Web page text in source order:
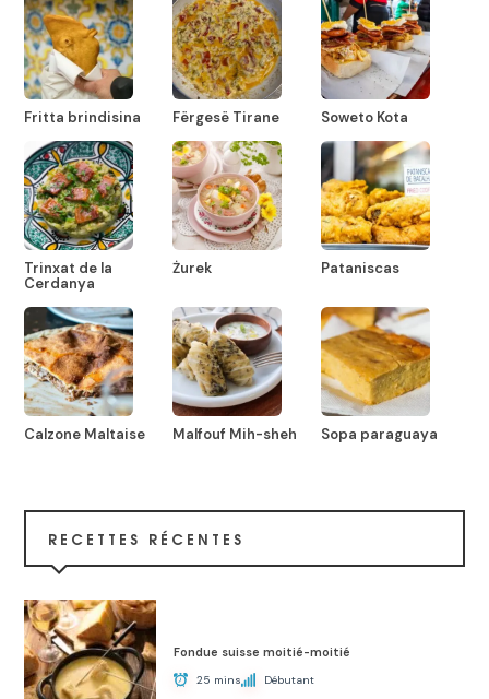
Fritta brindisina Fërgesë Tirane Soweto Kota
Trinxat de la
Cerdanya
Żurek Pataniscas
Calzone Maltaise Malfouf Mih-sheh Sopa paraguaya
RECETTES RÉCENTES
Fondue suisse moitié-moitié
25 mins Débutant